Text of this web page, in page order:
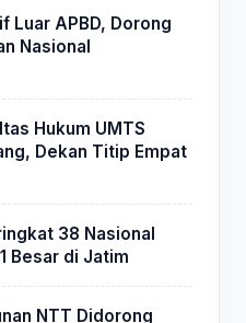
Luar APBD, Dorong
Nasional
Hukum UMTS
Dekan Titip Empat
38 Nasional
Besar di Jatim
NTT Didorong